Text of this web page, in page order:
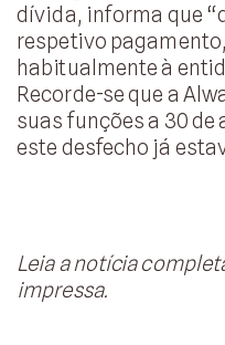
dívida, informa que
respetivo
habitualmente à
Recorde-se que a
suas funções a 30 de
este desfecho já
Leia a notícia
impressa.